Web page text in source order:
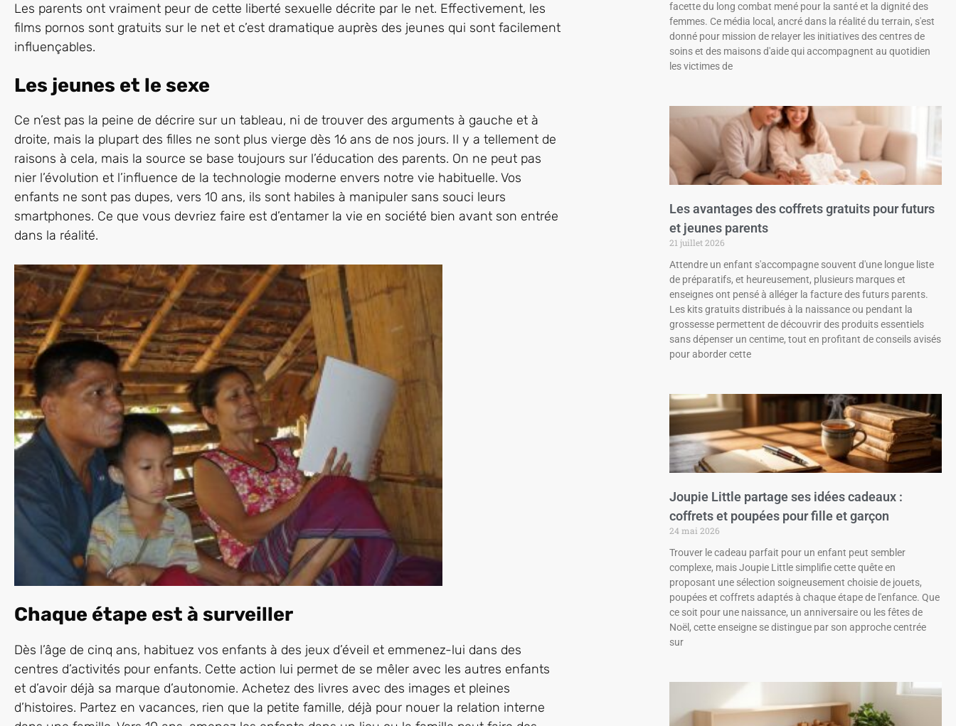
Les parents ont vraiment peur de cette liberté sexuelle décrite par le net. Effectivement, les
films pornos sont gratuits sur le net et c’est dramatique auprès des jeunes qui sont facilement
influençables.
Les jeunes et le sexe
Ce n’est pas la peine de décrire sur un tableau, ni de trouver des arguments à gauche et à
droite, mais la plupart des filles ne sont plus vierge dès 16 ans de nos jours. Il y a tellement de
raisons à cela, mais la source se base toujours sur l’éducation des parents. On ne peut pas
nier l’évolution et l’influence de la technologie moderne envers notre vie habituelle. Vos
enfants ne sont pas dupes, vers 10 ans, ils sont habiles à manipuler sans souci leurs
smartphones. Ce que vous devriez faire est d’entamer la vie en société bien avant son entrée
dans la réalité.
Chaque étape est à surveiller
Dès l’âge de cinq ans, habituez vos enfants à des jeux d’éveil et emmenez-lui dans des
centres d’activités pour enfants. Cette action lui permet de se mêler avec les autres enfants
et d’avoir déjà sa marque d’autonomie. Achetez des livres avec des images et pleines
d’histoires. Partez en vacances, rien que la petite famille, déjà pour nouer la relation interne
facette du long combat mené pour la santé et la dignité des
femmes. Ce média local, ancré dans la réalité du terrain, s'est
donné pour mission de relayer les initiatives des centres de
soins et des maisons d'aide qui accompagnent au quotidien
les victimes de
Les avantages des coffrets gratuits pour futurs
et jeunes parents
21 juillet 2026
Attendre un enfant s'accompagne souvent d'une longue liste
de préparatifs, et heureusement, plusieurs marques et
enseignes ont pensé à alléger la facture des futurs parents.
Les kits gratuits distribués à la naissance ou pendant la
grossesse permettent de découvrir des produits essentiels
sans dépenser un centime, tout en profitant de conseils avisés
pour aborder cette
Joupie Little partage ses idées cadeaux :
coffrets et poupées pour fille et garçon
24 mai 2026
Trouver le cadeau parfait pour un enfant peut sembler
complexe, mais Joupie Little simplifie cette quête en
proposant une sélection soigneusement choisie de jouets,
poupées et coffrets adaptés à chaque étape de l'enfance. Que
ce soit pour une naissance, un anniversaire ou les fêtes de
Noël, cette enseigne se distingue par son approche centrée
sur